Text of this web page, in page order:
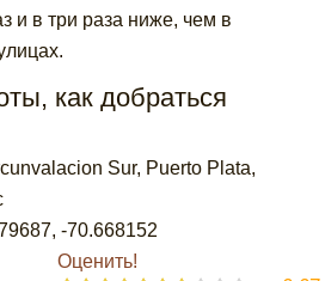
и в три раза ниже, чем в
как добраться
Sur, Puerto Plata,
,-70.668152
Оценить!